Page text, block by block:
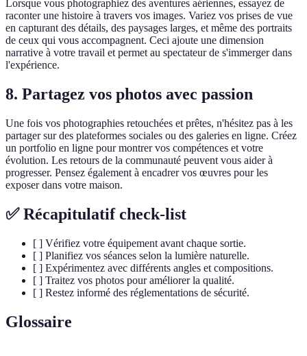
Lorsque vous photographiez des aventures aériennes, essayez de
raconter une histoire à travers vos images. Variez vos prises de vue
en capturant des détails, des paysages larges, et même des portraits
de ceux qui vous accompagnent. Ceci ajoute une dimension
narrative à votre travail et permet au spectateur de s'immerger dans
l'expérience.
8. Partagez vos photos avec passion
Une fois vos photographies retouchées et prêtes, n'hésitez pas à les
partager sur des plateformes sociales ou des galeries en ligne. Créez
un portfolio en ligne pour montrer vos compétences et votre
évolution. Les retours de la communauté peuvent vous aider à
progresser. Pensez également à encadrer vos œuvres pour les
exposer dans votre maison.
✅ Récapitulatif check-list
[ ] Vérifiez votre équipement avant chaque sortie.
[ ] Planifiez vos séances selon la lumière naturelle.
[ ] Expérimentez avec différents angles et compositions.
[ ] Traitez vos photos pour améliorer la qualité.
[ ] Restez informé des réglementations de sécurité.
Glossaire